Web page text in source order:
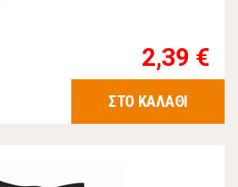
2,39 €
ΣΤΟ ΚΑΛΑΘΙ